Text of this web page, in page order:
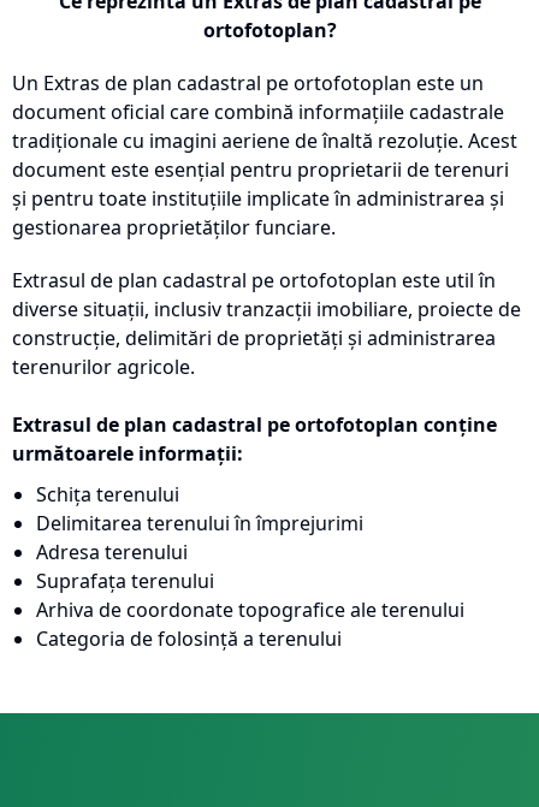
ortofotoplan?
Un Extras de plan cadastral pe ortofotoplan este un
document oficial care combină informațiile cadastrale
tradiționale cu imagini aeriene de înaltă rezoluție. Acest
document este esențial pentru proprietarii de terenuri
și pentru toate instituțiile implicate în administrarea și
gestionarea proprietăților funciare.
Extrasul de plan cadastral pe ortofotoplan este util în
diverse situații, inclusiv tranzacții imobiliare, proiecte de
construcție, delimitări de proprietăți și administrarea
terenurilor agricole.
Extrasul de plan cadastral pe ortofotoplan conține
următoarele informații:
Schița terenului
Delimitarea terenului în împrejurimi
Adresa terenului
Suprafața terenului
Arhiva de coordonate topografice ale terenului
Categoria de folosință a terenului